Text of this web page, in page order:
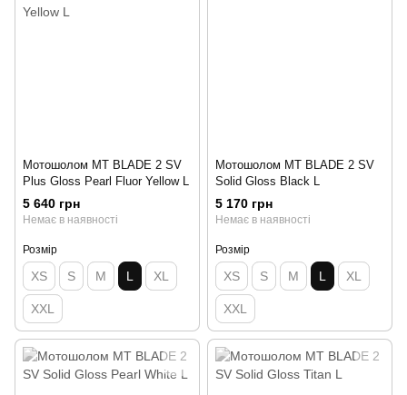
Мотошолом MT BLADE 2 SV
Plus Gloss Pearl Fluor Yellow L
5 640 грн
Немає в наявності
Розмір
XS S M L XL
XXL
Мотошолом MT BLADE 2 SV
Solid Gloss Black L
5 170 грн
Немає в наявності
Розмір
XS S M L XL
XXL